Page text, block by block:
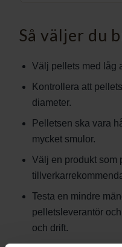
Så väljer du
Välj pellets med låg
Kontrollera att
diameter.
Pelletsen ska vara
mycket smulor.
Välj en produkt som
Testa en mindre
pelletsleverantör
och drift.